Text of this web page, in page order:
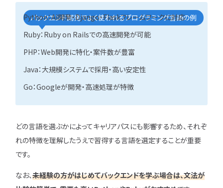
バックエンド開発でよく使われるプログラミング言語の例
Python：AI開発・Django・Flaskフレームワークに対応
Ruby：Ruby on Railsでの高速開発が可能
PHP：Web開発に特化・案件数が豊富
Java：大規模システムで採用・高い安定性
Go：Googleが開発・高速処理が特徴
どの言語を選ぶかによってキャリアパスにも影響するため、それぞ
れの特徴を理解したうえで習得する言語を選定することが重要
です。
なお、未経験の方がはじめてバックエンドを学ぶ場合は、文法が